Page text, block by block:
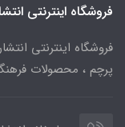
فروشگاه اینترنتی
فروشگاه اینترنتی
پرچم ، محصولات